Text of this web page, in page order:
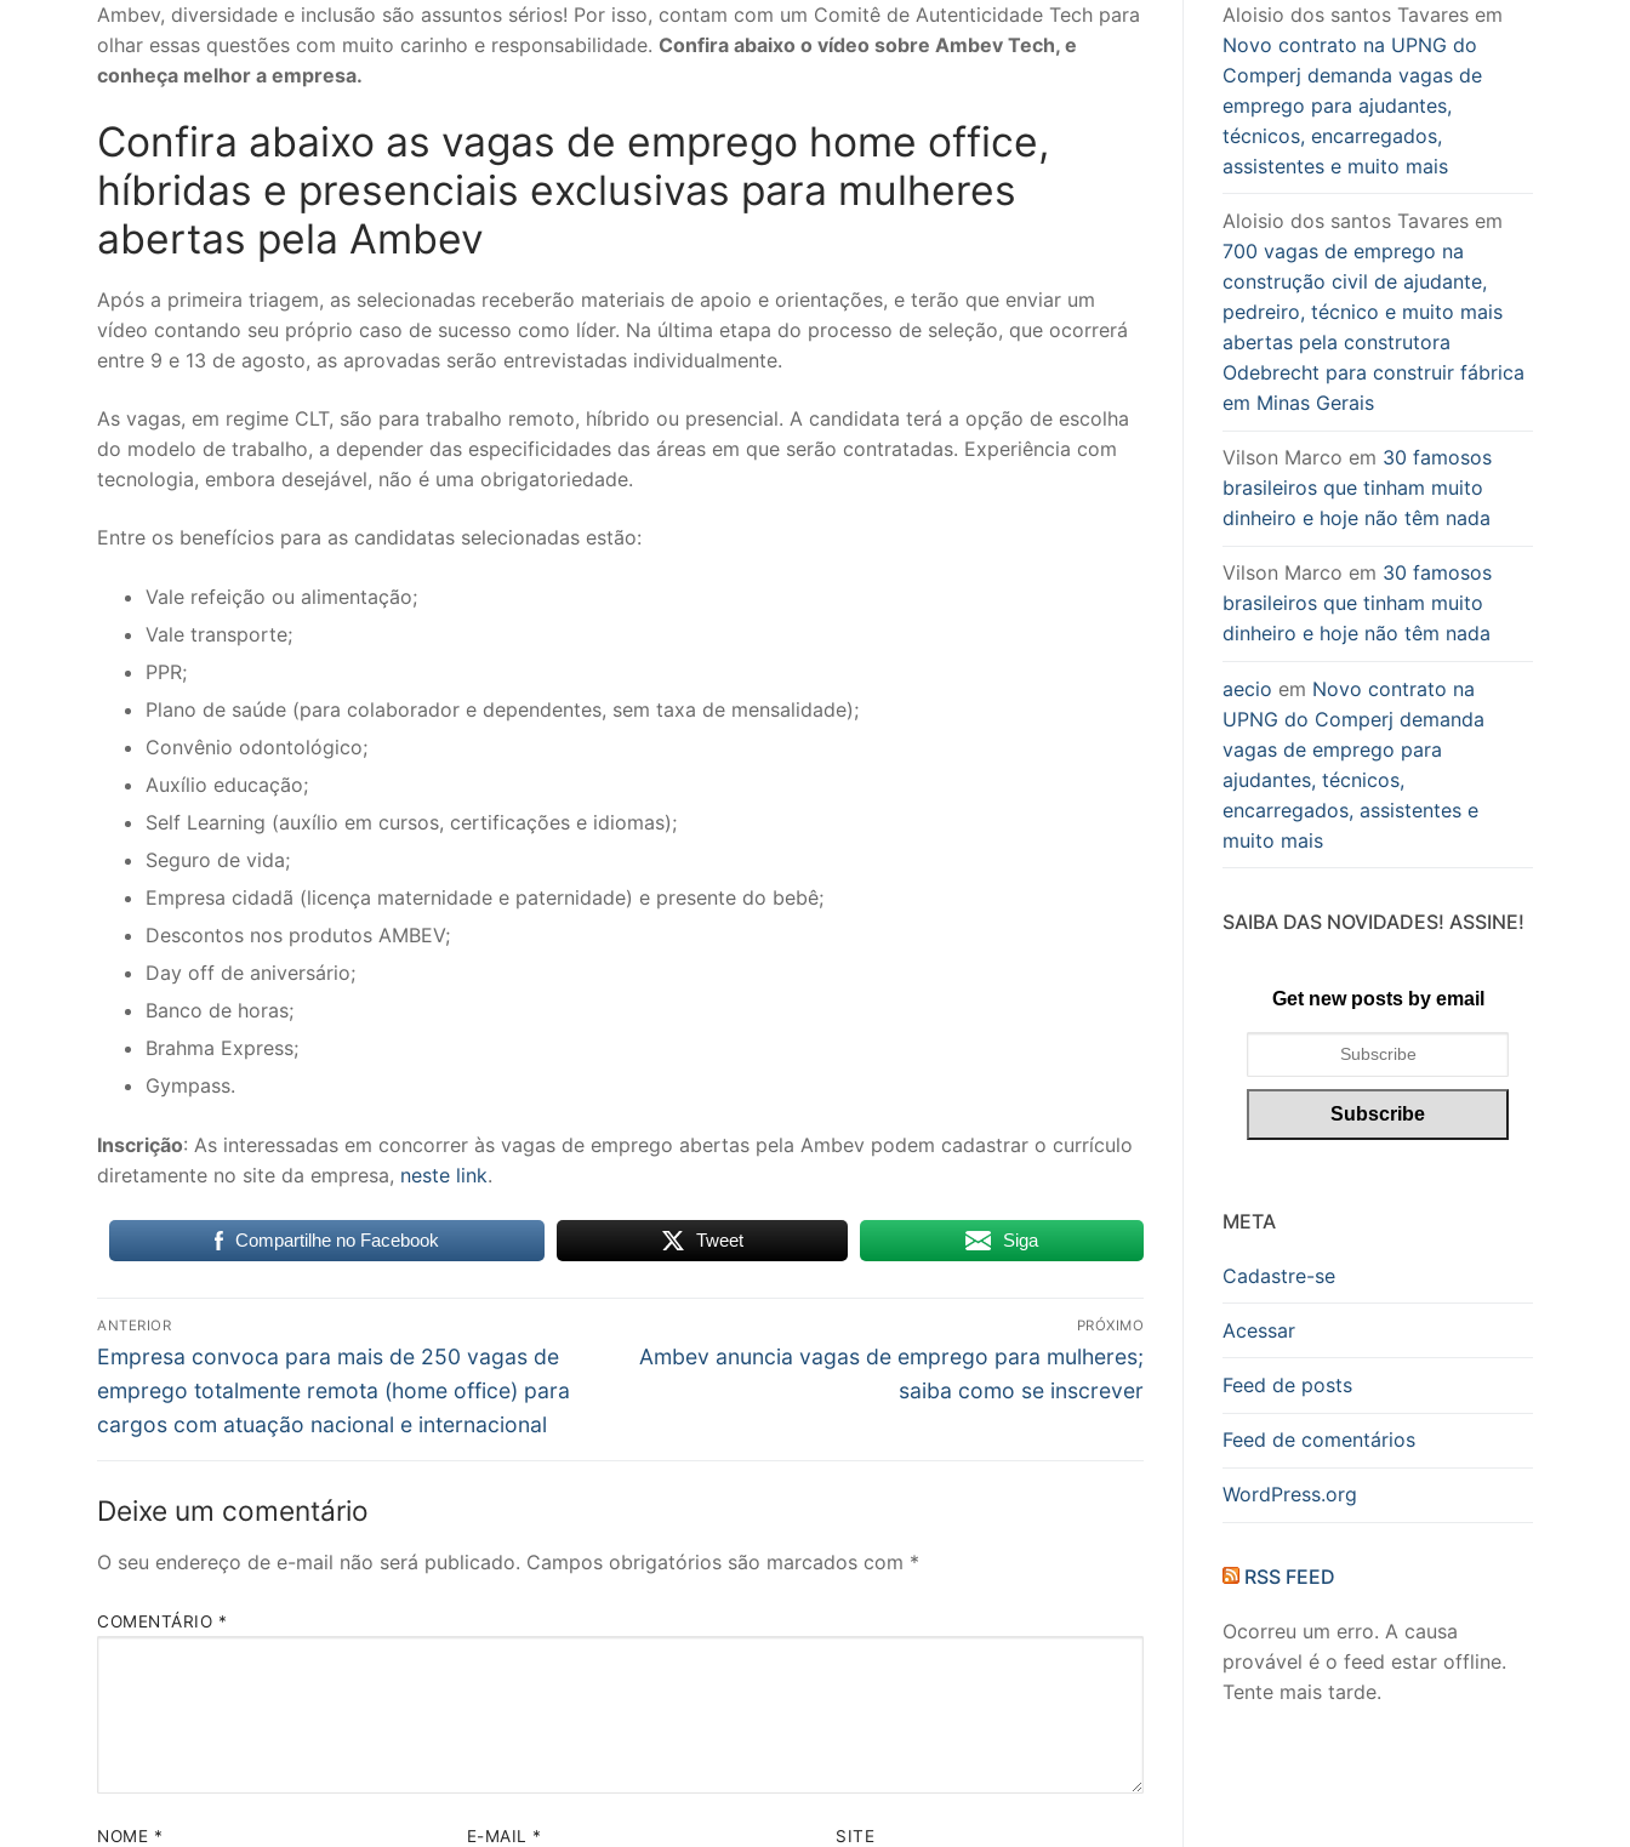
Ambev, diversidade e inclusão são assuntos sérios! Por isso, contam com um Comitê de Autenticidade Tech para
olhar essas questões com muito carinho e responsabilidade. Confira abaixo o vídeo sobre Ambev Tech, e
conheça melhor a empresa.
Confira abaixo as vagas de emprego home office,
híbridas e presenciais exclusivas para mulheres
abertas pela Ambev
Após a primeira triagem, as selecionadas receberão materiais de apoio e orientações, e terão que enviar um
vídeo contando seu próprio caso de sucesso como líder. Na última etapa do processo de seleção, que ocorrerá
entre 9 e 13 de agosto, as aprovadas serão entrevistadas individualmente.
As vagas, em regime CLT, são para trabalho remoto, híbrido ou presencial. A candidata terá a opção de escolha
do modelo de trabalho, a depender das especificidades das áreas em que serão contratadas. Experiência com
tecnologia, embora desejável, não é uma obrigatoriedade.
Entre os benefícios para as candidatas selecionadas estão:
Vale refeição ou alimentação;
Vale transporte;
PPR;
Plano de saúde (para colaborador e dependentes, sem taxa de mensalidade);
Convênio odontológico;
Auxílio educação;
Self Learning (auxílio em cursos, certificações e idiomas);
Seguro de vida;
Empresa cidadã (licença maternidade e paternidade) e presente do bebê;
Descontos nos produtos AMBEV;
Day off de aniversário;
Banco de horas;
Brahma Express;
Gympass.
Inscrição: As interessadas em concorrer às vagas de emprego abertas pela Ambev podem cadastrar o currículo
diretamente no site da empresa, neste link.
Compartilhe no Facebook Tweet Siga
Navegação
de
Post
ANTERIOR
Post
anterior:
Empresa convoca para mais de 250 vagas de
emprego totalmente remota (home office) para
cargos com atuação nacional e internacional
PRÓXIMO
Próximo
Ambev anuncia vagas de emprego para mulheres;
saiba como se inscrever
Deixe um comentário
O seu endereço de e-mail não será publicado. Campos obrigatórios são marcados com *
COMENTÁRIO *
NOME * E-MAIL * SITE
Aloisio dos santos Tavares em
Novo contrato na UPNG do
Comperj demanda vagas de
emprego para ajudantes,
técnicos, encarregados,
assistentes e muito mais
Aloisio dos santos Tavares em
700 vagas de emprego na
construção civil de ajudante,
pedreiro, técnico e muito mais
abertas pela construtora
Odebrecht para construir fábrica
em Minas Gerais
Vilson Marco em 30 famosos
brasileiros que tinham muito
dinheiro e hoje não têm nada
Vilson Marco em 30 famosos
brasileiros que tinham muito
dinheiro e hoje não têm nada
aecio em Novo contrato na
UPNG do Comperj demanda
vagas de emprego para
ajudantes, técnicos,
encarregados, assistentes e
muito mais
SAIBA DAS NOVIDADES! ASSINE!
Get new posts by email
META
Cadastre-se
Acessar
Feed de posts
Feed de comentários
WordPress.org
RSS FEED
Ocorreu um erro. A causa
provável é o feed estar offline.
Tente mais tarde.